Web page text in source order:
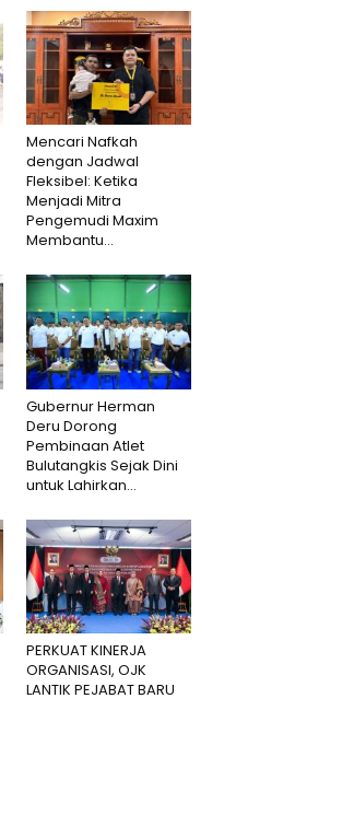
Mencari Nafkah
dengan Jadwal
Fleksibel: Ketika
Menjadi Mitra
Pengemudi Maxim
Membantu...
Gubernur Herman
Deru Dorong
Pembinaan Atlet
Bulutangkis Sejak Dini
untuk Lahirkan...
PERKUAT KINERJA
ORGANISASI, OJK
LANTIK PEJABAT BARU